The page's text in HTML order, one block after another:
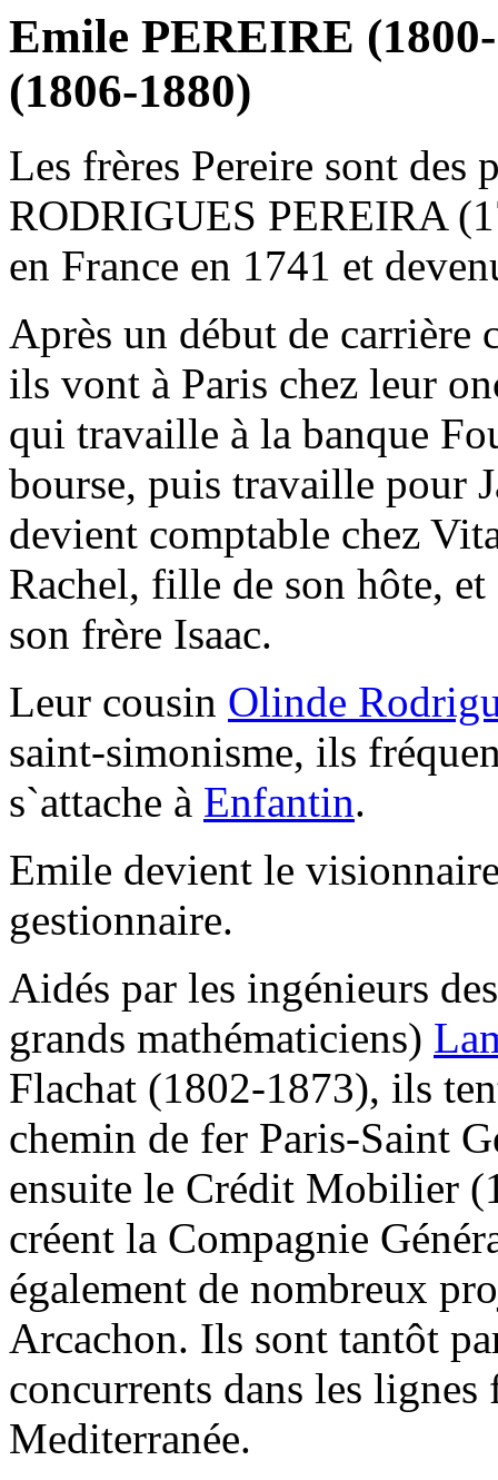
Emile PEREIRE
(1806-1880)
Les frères Pereire sont des
RODRIGUES PEREIRA
en France en 1741 et
Après un début de carrière
ils vont à Paris chez leur
qui travaille à la banque
bourse, puis travaille pour
devient comptable chez
Rachel, fille de son hôte,
son frère Isaac.
Leur cousin Olinde
saint-simonisme, ils
s`attache à Enfantin.
Emile devient le
gestionnaire.
Aidés par les ingénieurs
grands mathématiciens)
Flachat (1802-1873), ils
chemin de fer Paris-Saint
ensuite le Crédit Mobilier
créent la Compagnie
également de nombreux
Arcachon. Ils sont tantôt
concurrents dans les
Mediterranée.